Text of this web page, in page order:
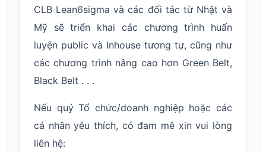
CLB Lean6sigma và các đối tác từ Nhật và
Mỹ sẽ triển khai các chương trình huấn
luyện public và Inhouse tương tự, cũng như
các chương trình nâng cao hơn Green Belt,
Black Belt . . .
Nếu quý Tổ chức/doanh nghiệp hoặc các
cá nhân yêu thích, có đam mê xin vui lòng
liên hệ: